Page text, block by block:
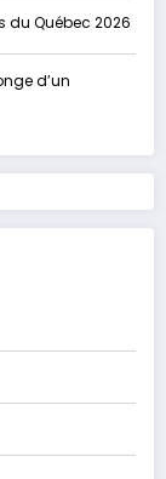
du Québec 2026
d’un